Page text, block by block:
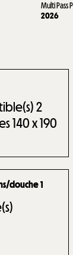
Multi Pass
2026
2
140 x 190
douche 1